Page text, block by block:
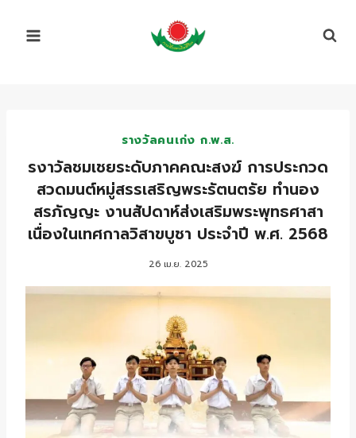
รางวัลคนเก่ง ก.พ.ส.
รงาวัลชมเชยระดับภาคคณะสงฆ์ การประกวด
สวดมนต์หมู่สรรเสริญพระรัตนตรัย ทำนอง
สรภัญญะ งานสัปดาห์ส่งเสริมพระพุทธศาสา
เนื่องในเทศกาลวิสาขบูชา ประจำปี พ.ศ. 2568
26 เม.ย. 2025